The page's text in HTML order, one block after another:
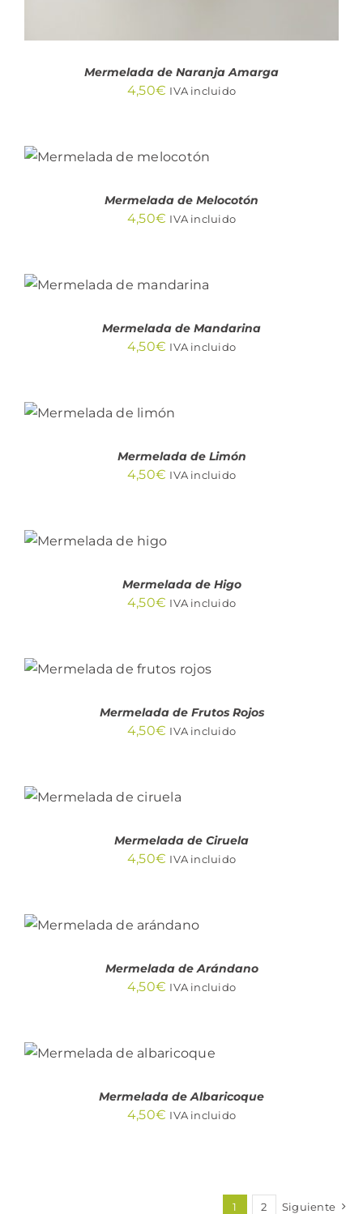
Mermelada de Naranja Amarga
4,50€ IVA incluido
CARRITO
/
Mermelada de Melocotón
4,50€ IVA incluido
CARRITO
/
Mermelada de Mandarina
4,50€ IVA incluido
CARRITO
/
Mermelada de Limón
4,50€ IVA incluido
CARRITO
/
Mermelada de Higo
4,50€ IVA incluido
/
Mermelada de Frutos Rojos
4,50€ IVA incluido
CARRITO
/
Mermelada de Ciruela
4,50€ IVA incluido
CARRITO
/
Mermelada de Arándano
4,50€ IVA incluido
/
Mermelada de Albaricoque
4,50€ IVA incluido
1 2 Siguiente